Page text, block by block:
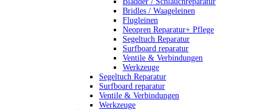
Bridles / Waageleinen
Flugleinen
Neopren Reparatur+ Pflege
Segeltuch Reparatur
Surfboard reparatur
Ventile & Verbindungen
Werkzeuge
Segeltuch Reparatur
Surfboard reparatur
Ventile & Verbindungen
Werkzeuge